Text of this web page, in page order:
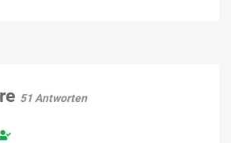
51 Antworten